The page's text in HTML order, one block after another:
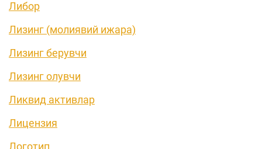
Либор
Лизинг (молиявий ижара)
Лизинг берувчи
Лизинг олувчи
Ликвид активлар
Лицензия
Логотип